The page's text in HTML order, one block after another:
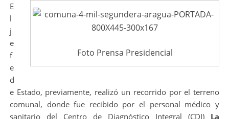
Foto Prensa Presidencial
E
l
j
e
f
e
d
e Estado, previamente, realizó un recorrido por el terreno
comunal, donde fue recibido por el personal médico y
sanitario del Centro de Diagnóstico Integral (CDI) La